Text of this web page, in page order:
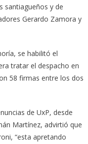
santiagueños y de
Gerardo Zamora y
se habilitó el
tratar el despacho en
58 firmas entre los dos
de UxP, desde
Martínez, advirtió que
“esta apretando